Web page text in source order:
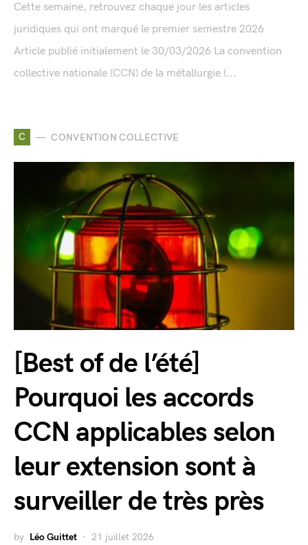
Cette semaine, retrouvez chaque jour les articles
juridiques qui ont marqué le premier semestre 2026
Article publié initialement le 30/03/2026 La convention
collective nationale (CCN) de la métallurgie (...
C CONVENTION COLLECTIVE
[Best of de l’été]
Pourquoi les accords
CCN applicables selon
leur extension sont à
surveiller de très près
by Léo Guittet 21 juillet 2026